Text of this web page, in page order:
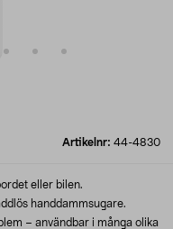
Artikelnr: 44-4830
eller bilen.
handdammsugare.
– användbar i många olika